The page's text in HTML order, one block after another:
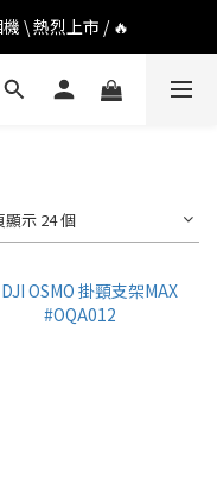
機 \ 熱烈上市 / 🔥
\ 熱烈上市 / 🔥
定套裝 \ 時尚上市 / 🔥
顯示 24 個